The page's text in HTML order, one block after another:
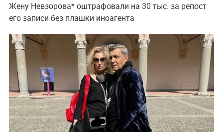
Жену Невзорова* оштрафовали на 30 тыс. за репост
его записи без плашки иноагента